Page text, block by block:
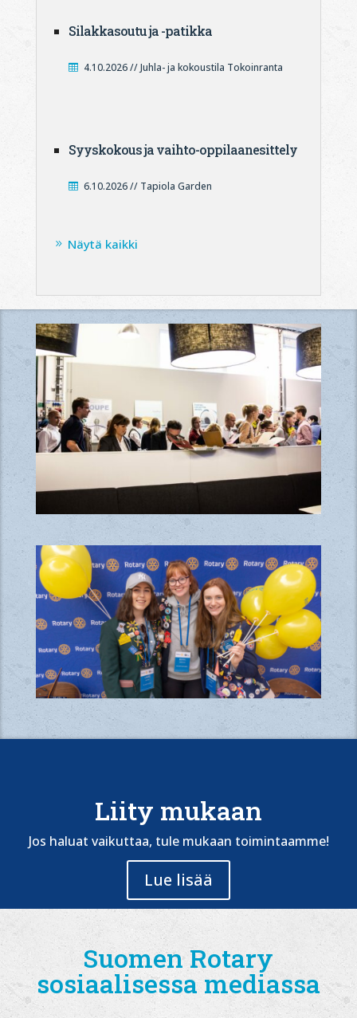
Silakkasoutu ja -patikka
4.10.2026 // Juhla- ja kokoustila Tokoinranta
Syyskokous ja vaihto-oppilaanesittely
6.10.2026 // Tapiola Garden
Näytä kaikki
Liity mukaan
Jos haluat vaikuttaa, tule mukaan toimintaamme!
Lue lisää
Suomen Rotary
sosiaalisessa mediassa